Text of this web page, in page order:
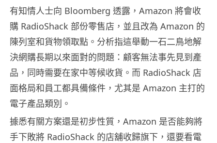
有知情人士向 Bloomberg 透露，Amazon 將會收
購 RadioShack 部份零售店，並且改為 Amazon 的
陳列室和貨物領取點。分析指這舉動一石二鳥地解
決網購長期以來面對的問題：顧客無法事先見到產
品，同時需要在家中等候收貨。而 RadioShack 店
面格局和員工都具備條件，尤其是 Amazon 主打的
電子產品類別。
據悉有關方案還是初步性質，Amazon 是否能夠將
手下敗將 RadioShack 的店舖收歸旗下，還要看電